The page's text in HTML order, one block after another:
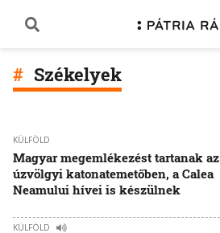
Székelyek
KÜLFÖLD
Magyar megemlékezést tartanak az
úzvölgyi katonatemetőben, a Calea
Neamului hívei is készülnek
KÜLFÖLD